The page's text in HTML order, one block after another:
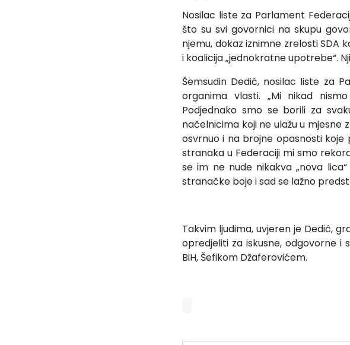
Nosilac liste za Parlament
što su svi govornici na skupu
njemu, dokaz iznimne zrelosti SDA
i koalicija „jednokratne upotrebe“.
Šemsudin Dedić, nosilac liste za
organima vlasti. „Mi nikad
Podjednako smo se borili za
načelnicima koji ne ulažu u mjesne
osvrnuo i na brojne opasnosti koje
stranaka u Federaciji mi smo
se im ne nude nikakva „nova
stranačke boje i sad se lažno
Takvim ljudima, uvjeren je Dedić,
opredjeliti za iskusne, odgovorne i
BiH, Šefikom Džaferovićem.